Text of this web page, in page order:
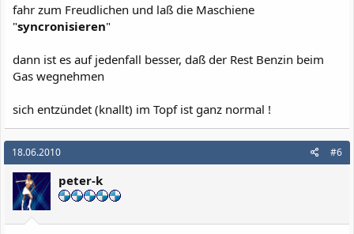
fahr zum Freudlichen und laß die Maschiene
"syncronisieren"
dann ist es auf jedenfall besser, daß der Rest Benzin beim
Gas wegnehmen
sich entzündet (knallt) im Topf ist ganz normal !
18.06.2010 #6
peter-k